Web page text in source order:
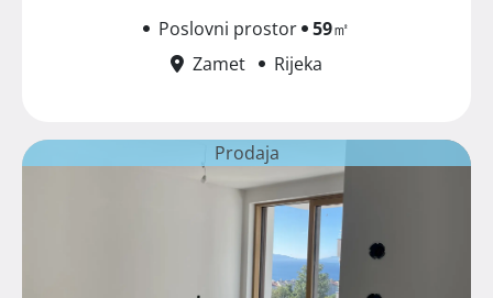
Poslovni prostor 59㎡
Zamet
Rijeka
Prodaja